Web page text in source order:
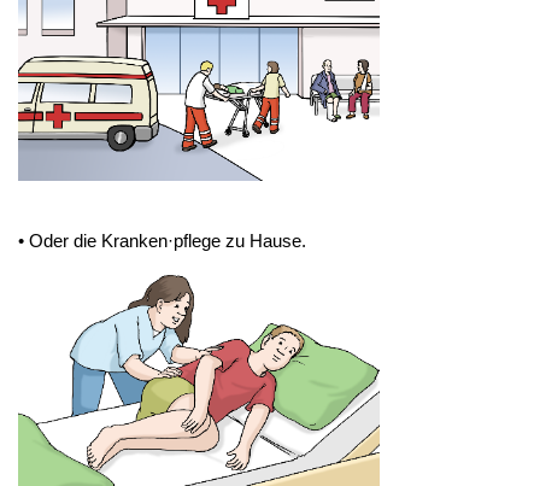
• Oder die Kranken·pflege zu Hause.